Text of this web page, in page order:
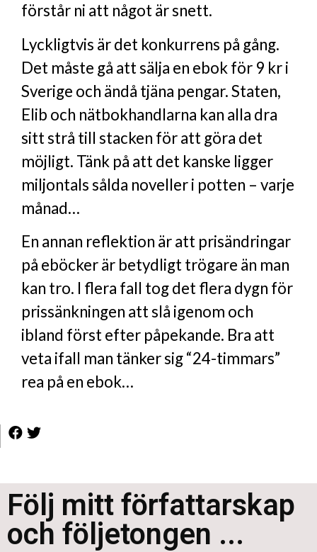
förstår ni att något är snett.
Lyckligtvis är det konkurrens på gång.
Det måste gå att sälja en ebok för 9 kr i
Sverige och ändå tjäna pengar. Staten,
Elib och nätbokhandlarna kan alla dra
sitt strå till stacken för att göra det
möjligt. Tänk på att det kanske ligger
miljontals sålda noveller i potten – varje
månad…
En annan reflektion är att prisändringar
på eböcker är betydligt trögare än man
kan tro. I flera fall tog det flera dygn för
prissänkningen att slå igenom och
ibland först efter påpekande. Bra att
veta ifall man tänker sig “24-timmars”
rea på en ebok…
Följ mitt författarskap
och följetongen ...